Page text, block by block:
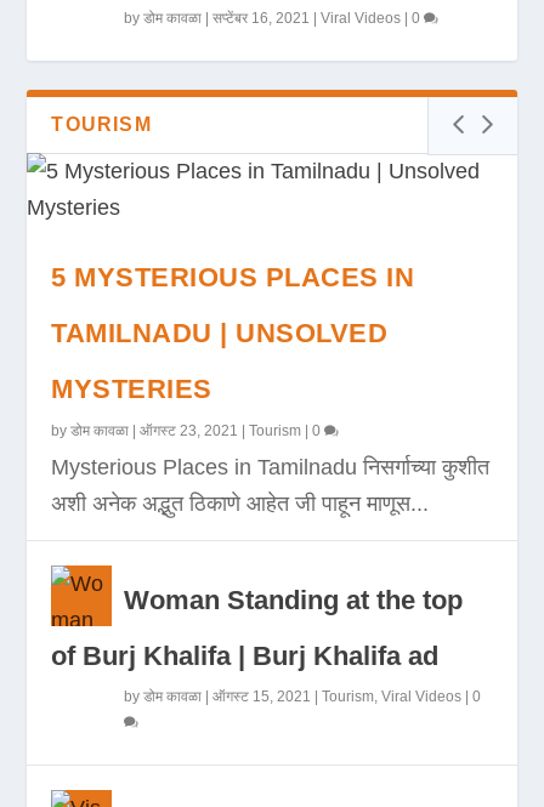
byडोम कावळा |सप्टेंबर 16, 2021 |Viral Videos |0
TOURISM
5 MYSTERIOUS PLACES IN
TAMILNADU | UNSOLVED
MYSTERIES
byडोम कावळा |ऑगस्ट 23, 2021 |Tourism |0
Mysterious Places in Tamilnadu निसर्गाच्या कुशीत
अशी अनेक अद्भुत ठिकाणे आहेत जी पाहून माणूस...
Woman Standing at the top
of Burj Khalifa | Burj Khalifa ad
byडोम कावळा |ऑगस्ट 15, 2021 |Tourism ,Viral Videos |0